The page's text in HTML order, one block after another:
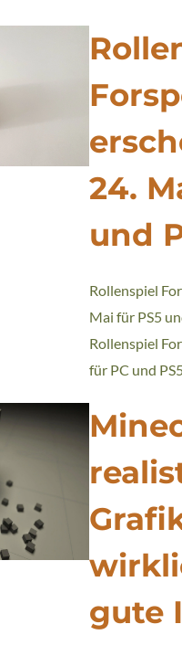
24.
und
Rollenspiel
Mai für PS5
Rollenspiel
für PC und
gute